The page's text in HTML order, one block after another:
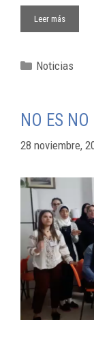
Leer más
Noticias
NO ES
28 noviembre,